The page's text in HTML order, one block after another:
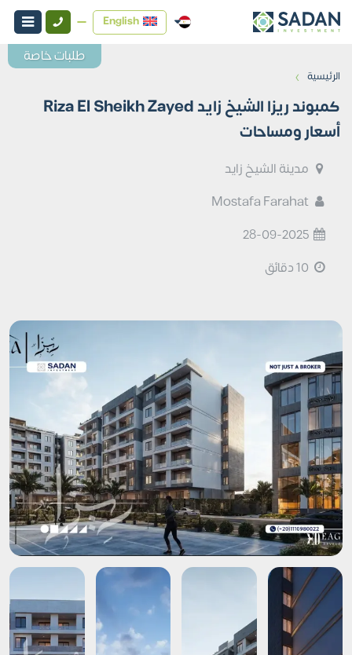
English
الرئيسية ›
كمبوند ريزا الشيخ زايد Riza El Sheikh Zayed
أسعار ومساحات
مدينة الشيخ زايد
Mostafa Farahat
28-09-2025
طلبات خاصة